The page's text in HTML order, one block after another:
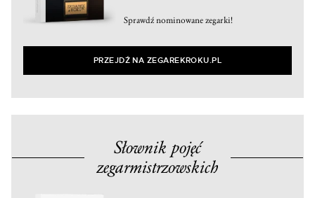
Sprawdź nominowane zegarki!
PRZEJDŹ NA ZEGAREKROKU.PL
Słownik pojęć
zegarmistrzowskich